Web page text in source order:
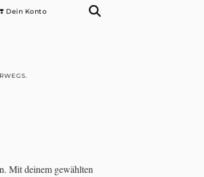
❣️ Dein Konto
Mit deinem gewählten